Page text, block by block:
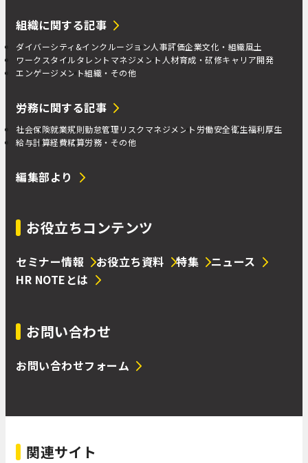
組織に関する記事
ダイバーシティ&インクルージョン人事評価企業文化・組織風土
ワークスタイルタレントマネジメント 人材育成・研修キャリア開発
エンゲージメント組織・その他
労務に関する記事
社会保険就業規則勤怠管理 リスクマネジメント 労働安全衛生福利厚生
給与計算経費精算労務・その他
編集部より
お役立ちコンテンツ
セミナー情報 お役立ち資料 特集
ニュース
HR NOTEとは
お問い合わせ
お問い合わせフォーム
関連サイト